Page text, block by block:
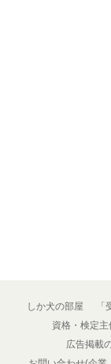
しか犬の部屋
資格・検定
広告掲載